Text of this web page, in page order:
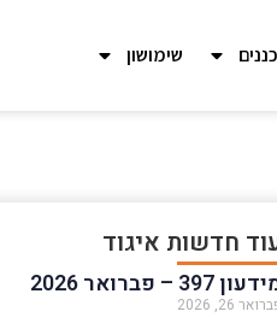
שימושון
חדשות איגוד
397 – פברואר 2026
26, 2026